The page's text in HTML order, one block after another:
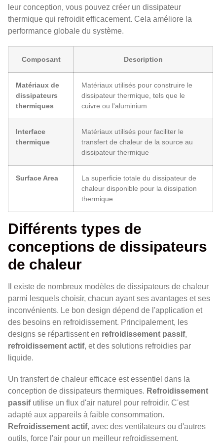
leur conception, vous pouvez créer un dissipateur
thermique qui refroidit efficacement. Cela améliore la
performance globale du système.
Composant Description
Matériaux de
dissipateurs
thermiques
Matériaux utilisés pour construire le
dissipateur thermique, tels que le
cuivre ou l'aluminium
Interface
thermique
Matériaux utilisés pour faciliter le
transfert de chaleur de la source au
dissipateur thermique
Surface Area
La superficie totale du dissipateur de
chaleur disponible pour la dissipation
thermique
Différents types de
conceptions de dissipateurs
de chaleur
Il existe de nombreux modèles de dissipateurs de chaleur
parmi lesquels choisir, chacun ayant ses avantages et ses
inconvénients. Le bon design dépend de l'application et
des besoins en refroidissement. Principalement, les
designs se répartissent en refroidissement passif,
refroidissement actif, et des solutions refroidies par
liquide.
Un transfert de chaleur efficace est essentiel dans la
conception de dissipateurs thermiques. Refroidissement
passifutilise un flux d'air naturel pour refroidir. C'est
adapté aux appareils à faible consommation.
Refroidissement actif, avec des ventilateurs ou d'autres
outils, force l'air pour un meilleur refroidissement.